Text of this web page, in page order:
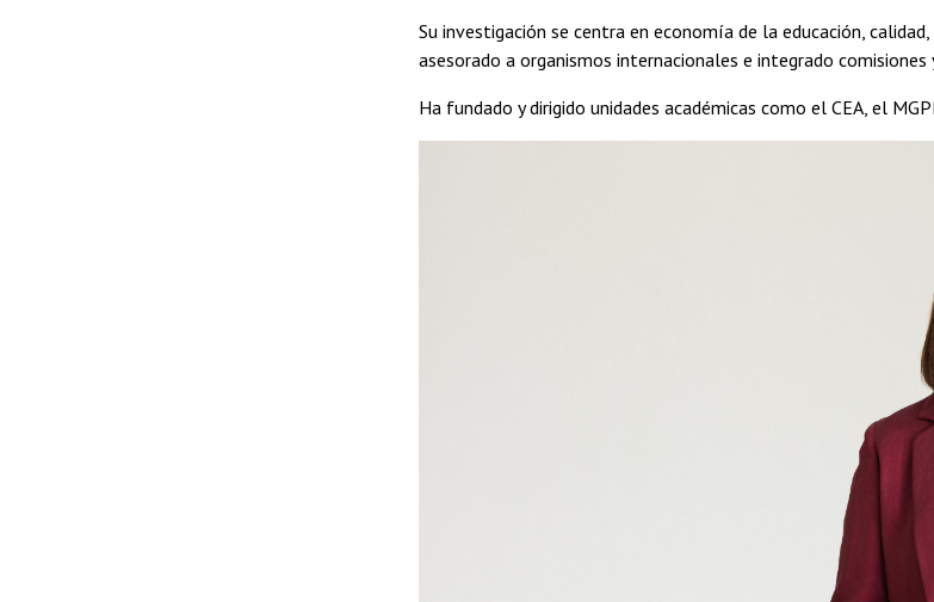
Su investigación se centra en economía de la educación,
asesorado a organismos internacionales e integrado
Ha fundado y dirigido unidades académicas como el CEA, el